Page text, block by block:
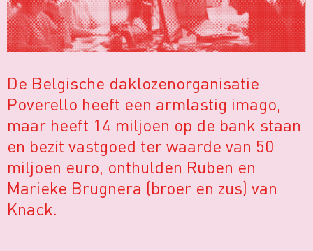
De Belgische daklozenorganisatie
Poverello heeft een armlastig imago,
maar heeft 14 miljoen op de bank staan
en bezit vastgoed ter waarde van 50
miljoen euro, onthulden Ruben en
Marieke Brugnera (broer en zus) van
Knack.